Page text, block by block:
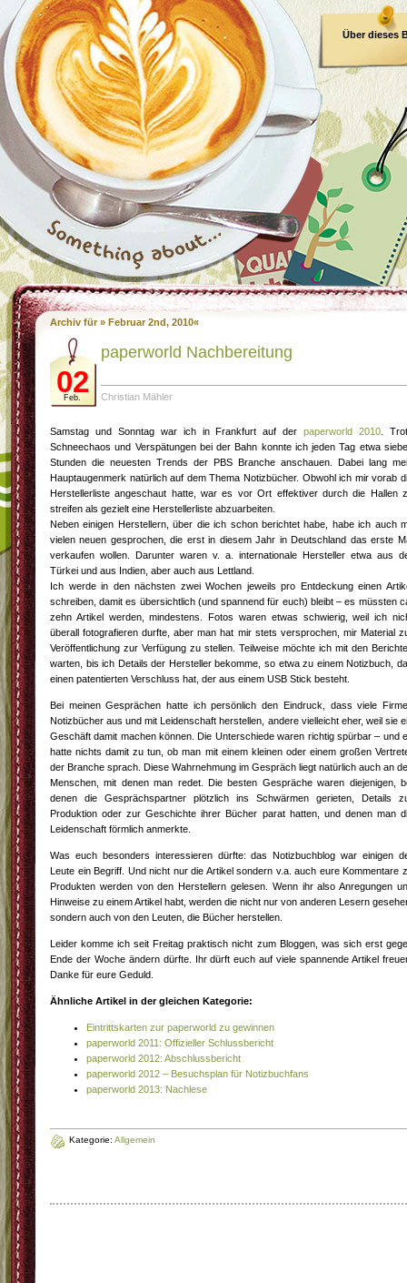
Über dieses
Archiv für » Februar 2nd, 2010«
02
Feb.
paperworld Nachbereitung
Christian Mähler
Samstag und Sonntag war ich in Frankfurt auf derpaperworld 2010 .
Schneechaos und Verspätungen bei der Bahn konnte ich jeden Tag etwa
Stunden die neuesten Trends der PBS Branche anschauen. Dabei lang
Hauptaugenmerk natürlich auf dem Thema Notizbücher. Obwohl ich mir vorab
Herstellerliste angeschaut hatte, war es vor Ort effektiver durch die Hallen
streifen als gezielt eine Herstellerliste abzuarbeiten.
Neben einigen Herstellern, über die ich schon berichtet habe, habe ich auch
vielen neuen gesprochen, die erst in diesem Jahr in Deutschland das erste
verkaufen wollen. Darunter waren v. a. internationale Hersteller etwa aus
Türkei und aus Indien, aber auch aus Lettland.
Ich werde in den nächsten zwei Wochen jeweils pro Entdeckung einen
schreiben, damit es übersichtlich (und spannend für euch) bleibt – es müssten
zehn Artikel werden, mindestens. Fotos waren etwas schwierig, weil ich
überall fotografieren durfte, aber man hat mir stets versprochen, mir Material
Veröffentlichung zur Verfügung zu stellen. Teilweise möchte ich mit den
warten, bis ich Details der Hersteller bekomme, so etwa zu einem Notizbuch,
einen patentierten Verschluss hat, der aus einem USB Stick besteht.
Bei meinen Gesprächen hatte ich persönlich den Eindruck, dass viele
Notizbücher aus und mit Leidenschaft herstellen, andere vielleicht eher, weil sie
Geschäft damit machen können. Die Unterschiede waren richtig spürbar – und
hatte nichts damit zu tun, ob man mit einem kleinen oder einem großen
der Branche sprach. Diese Wahrnehmung im Gespräch liegt natürlich auch an
Menschen, mit denen man redet. Die besten Gespräche waren diejenigen,
denen die Gesprächspartner plötzlich ins Schwärmen gerieten, Details
Produktion oder zur Geschichte ihrer Bücher parat hatten, und denen man
Leidenschaft förmlich anmerkte.
Was euch besonders interessieren dürfte: das Notizbuchblog war einigen
Leute ein Begriff. Und nicht nur die Artikel sondern v.a. auch eure Kommentare
Produkten werden von den Herstellern gelesen. Wenn ihr also Anregungen
Hinweise zu einem Artikel habt, werden die nicht nur von anderen Lesern
sondern auch von den Leuten, die Bücher herstellen.
Leider komme ich seit Freitag praktisch nicht zum Bloggen, was sich erst
Ende der Woche ändern dürfte. Ihr dürft euch auf viele spannende Artikel
Danke für eure Geduld.
Ähnliche Artikel in der gleichen Kategorie:
Eintrittskarten zur paperworld zu gewinnen
paperworld 2011: Offizieller Schlussbericht
paperworld 2012: Abschlussbericht
paperworld 2012 – Besuchsplan für Notizbuchfans
paperworld 2013: Nachlese
Kategorie: Allgemein